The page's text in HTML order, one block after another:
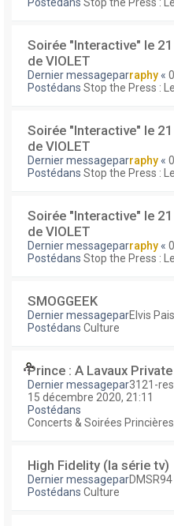
Soirée "Interactive" le
de VIOLET
Dernier messageparraphy «
Postédans Stop the Press :
Soirée "Interactive" le
de VIOLET
Dernier messageparraphy «
Postédans Stop the Press :
Soirée "Interactive" le
de VIOLET
Dernier messageparraphy «
Postédans Stop the Press :
SMOGGEEK
Dernier messageparElvis
Postédans Culture
Prince : A Lavaux
Dernier messagepar3121-
15 décembre 2020, 21:11
Postédans
Concerts & Soirées
High Fidelity (la série tv)
Dernier messageparDMSR94
Postédans Culture